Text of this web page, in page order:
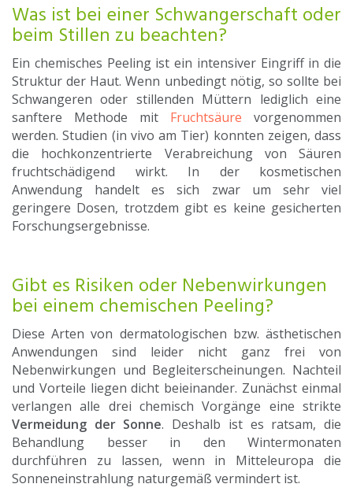
Was ist bei einer Schwangerschaft oder
beim Stillen zu beachten?
Ein chemisches Peeling ist ein intensiver Eingriff in die
Struktur der Haut. Wenn unbedingt nötig, so sollte bei
Schwangeren oder stillenden Müttern lediglich eine
sanftere Methode mit Fruchtsäure vorgenommen
werden. Studien (in vivo am Tier) konnten zeigen, dass
die hochkonzentrierte Verabreichung von Säuren
fruchtschädigend wirkt. In der kosmetischen
Anwendung handelt es sich zwar um sehr viel
geringere Dosen, trotzdem gibt es keine gesicherten
Forschungsergebnisse.
Gibt es Risiken oder Nebenwirkungen
bei einem chemischen Peeling?
Diese Arten von dermatologischen bzw. ästhetischen
Anwendungen sind leider nicht ganz frei von
Nebenwirkungen und Begleiterscheinungen. Nachteil
und Vorteile liegen dicht beieinander. Zunächst einmal
verlangen alle drei chemisch Vorgänge eine strikte
Vermeidung der Sonne. Deshalb ist es ratsam, die
Behandlung besser in den Wintermonaten
durchführen zu lassen, wenn in Mitteleuropa die
Sonneneinstrahlung naturgemäß vermindert ist.